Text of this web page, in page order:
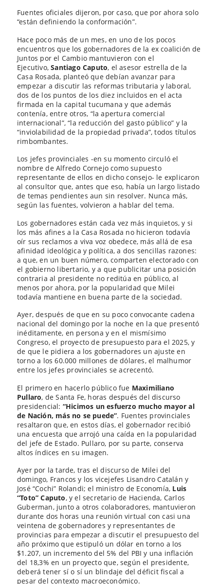
Fuentes oficiales dijeron, por caso, que por ahora solo
“están definiendo la conformación”.
Hace poco más de un mes, en uno de los pocos
encuentros que los gobernadores de la ex coalición de
Juntos por el Cambio mantuvieron con el
Ejecutivo,Santiago Caputo, el asesor estrella de la
Casa Rosada, planteó que debían avanzar para
empezar a discutir las reformas tributaria y laboral,
dos de los puntos de los diez incluidos en el acta
firmada en la capital tucumana y que además
contenía, entre otros, “la apertura comercial
internacional”, “la reducción del gasto público” y la
“inviolabilidad de la propiedad privada”, todos títulos
rimbombantes.
Los jefes provinciales -en su momento circuló el
nombre de Alfredo Cornejo como supuesto
representante de ellos en dicho consejo- le explicaron
al consultor que, antes que eso, había un largo listado
de temas pendientes aun sin resolver. Nunca más,
según las fuentes, volvieron a hablar del tema.
Los gobernadores están cada vez más inquietos, y si
los más afines a la Casa Rosada no hicieron todavía
oír sus reclamos a viva voz obedece, más allá de esa
afinidad ideológica y política, a dos sencillas razones:
a que, en un buen número, comparten electorado con
el gobierno libertario, y a que publicitar una posición
contraria al presidente no reditúa en público, al
menos por ahora, por la popularidad que Milei
todavía mantiene en buena parte de la sociedad.
Ayer, después de que en su poco convocante cadena
nacional del domingo por la noche en la que presentó
inéditamente, en persona y en el mismísimo
Congreso, el proyecto de presupuesto para el 2025, y
de que le pidiera a los gobernadores un ajuste en
torno a los 60.000 millones de dólares, el malhumor
entre los jefes provinciales se acrecentó.
El primero en hacerlo público fue Maximiliano
Pullaro, de Santa Fe, horas después del discurso
presidencial: “Hicimos un esfuerzo mucho mayor al
de Nación, más no se puede”. Fuentes provinciales
resaltaron que, en estos días, el gobernador recibió
una encuesta que arrojó una caída en la popularidad
del jefe de Estado. Pullaro, por su parte, conserva
altos índices en su imagen.
Ayer por la tarde, tras el discurso de Milei del
domingo, Francos y los vicejefes Lisandro Catalán y
José “Cochi” Rolandi; el ministro de Economía, Luis
“Toto” Caputo, y el secretario de Hacienda, Carlos
Guberman, junto a otros colaboradores, mantuvieron
durante dos horas una reunión virtual con casi una
veintena de gobernadores y representantes de
provincias para empezar a discutir el presupuesto del
año próximo que estipuló un dólar en torno a los
$1.207, un incremento del 5% del PBI y una inflación
del 18,3% en un proyecto que, según el presidente,
deberá tener sí o sí un blindaje del déficit fiscal a
pesar del contexto macroeconómico.